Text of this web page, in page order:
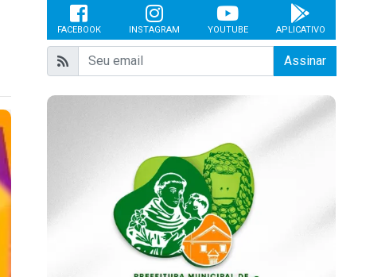
FACEBOOK INSTAGRAM YOUTUBE APLICATIVO
Assinar